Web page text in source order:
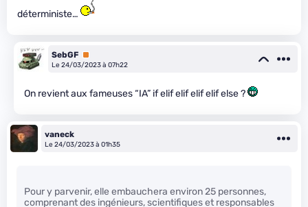
déterministe…
SebGF Premium
Le 24/03/2023 à 07h22
On revient aux fameuses “IA” if elif elif elif elif else ?
vaneck
Le 24/03/2023 à 01h35
Pour y parvenir, elle embauchera environ 25 personnes,
comprenant des ingénieurs, scientifiques et responsables